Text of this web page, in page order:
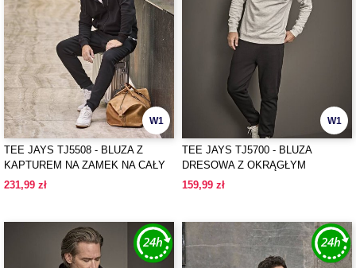
W1
TEE JAYS TJ5508 - BLUZA Z
KAPTUREM NA ZAMEK NA CAŁY
SUWAK Z DZIANINY
231,99 zł
W1
TEE JAYS TJ5700 - BLUZA
DRESOWA Z OKRĄGŁYM
DEKOLTEM
159,99 zł